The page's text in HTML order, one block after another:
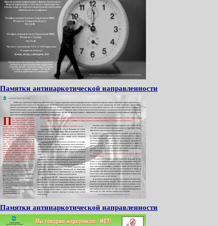
Памятки антинаркотической направленности
Памятки антинаркотической направленности